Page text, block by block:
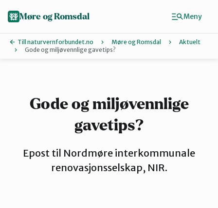
Kristiansund og Averøy
Møre og Romsdal
Till naturvernforbundet.no Møre og Romsdal
Aktuelt
Gode og miljøvennlige gavetips?
Gode og miljøvennlige
gavetips?
Epost til Nordmøre interkommunale
renovasjonsselskap, NIR.